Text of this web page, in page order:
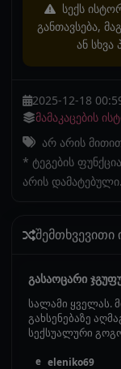
სექს
განთავსება,
ან
2025-12-18
მამაკაცების
არ არის
* ტეგების
არის დამატებული.
გასაოცარი
სალამი ყველას.
გახსენებაზე
სექსუალური
e eleniko69